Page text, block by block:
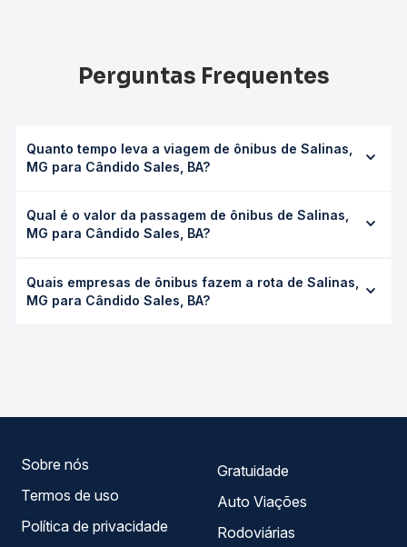
Perguntas Frequentes
Quanto tempo leva a viagem de ônibus de Salinas,
MG para Cândido Sales, BA?
BA leva em média 3h 36min, podendo variar conforme a
viação, o tipo de serviço (convencional, executivo ou
exata de cada opção na data desejada.
Qual é o valor da passagem de ônibus de Salinas,
MG para Cândido Sales, BA?
Cândido Sales, BA custa em média R$ 75,07 e varia
conforme a data da viagem, a empresa, o tipo de poltrona
Quais empresas de ônibus fazem a rota de Salinas,
MG para Cândido Sales, BA?
Sobre nós
Termos de uso
Política de privacidade
Gratuidade
Auto Viações
Rodoviárias